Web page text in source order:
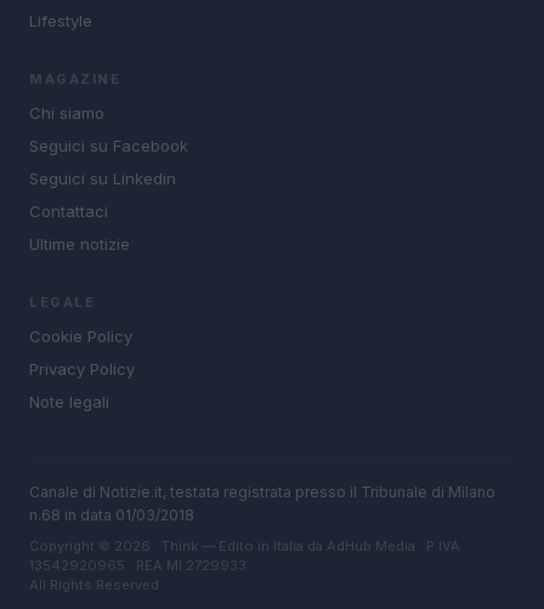
Lifestyle
MAGAZINE
Chi siamo
Seguici su Facebook
Seguici su Linkedin
Contattaci
Ultime notizie
LEGALE
Cookie Policy
Privacy Policy
Note legali
Canale di Notizie.it, testata registrata presso il Tribunale di Milano
n.68 in data 01/03/2018
Copyright © 2026 · Think — Edito in Italia da AdHub Media · P.IVA
13542920965 · REA MI 2729933
All Rights Reserved